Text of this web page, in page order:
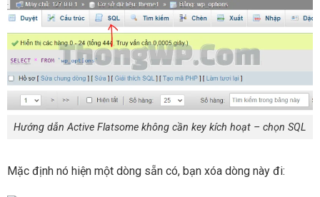
Hướng dẫn Active Flatsome không cần key kích hoạt – chọn SQL
Mặc định nó hiện một dòng sẵn có, bạn xóa dòng này đi: